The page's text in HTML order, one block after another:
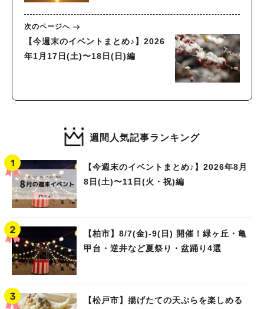
次のページへ
【今週末のイベントまとめ♪】2026
年1月17日(土)〜18日(日)編
週間人気記事ランキング
【今週末のイベントまとめ♪】2026年8月
8日(土)〜11日(火・祝)編
【柏市】8/7(金)‐9(日) 開催！緑ヶ丘・亀
甲台・逆井など夏祭り・盆踊り4選
【松戸市】揚げたての天ぷらを楽しめる